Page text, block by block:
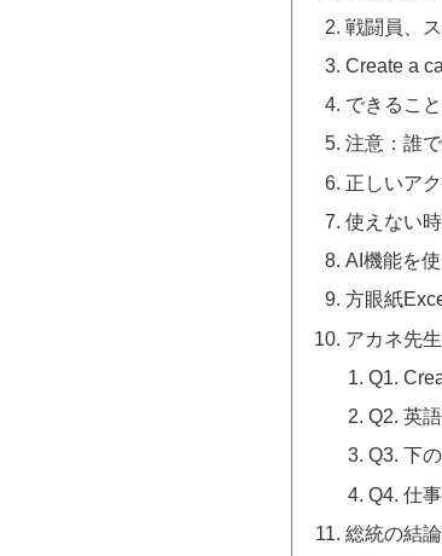
戦闘員、
Create a
できるこ
注意：誰
正しいア
使えない
AI機能を
方眼紙
アカネ先
Q1.
Q2. 英
Q3. 下
Q4. 仕
総統の結論